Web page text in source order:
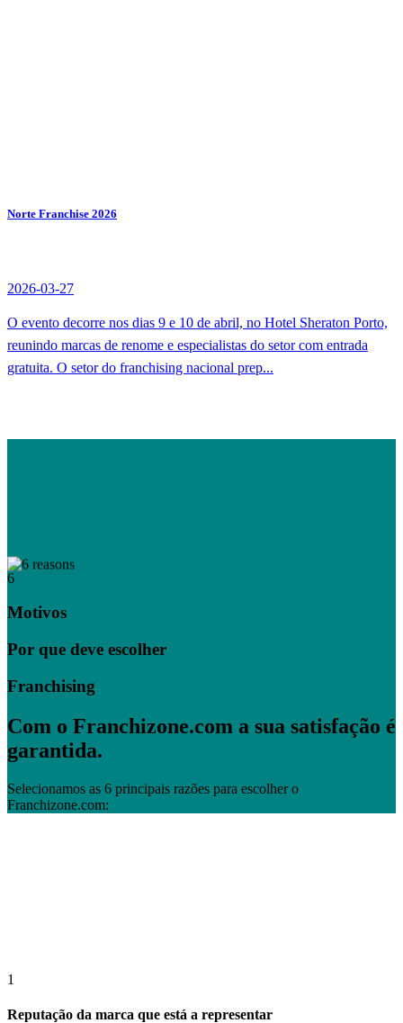
Norte Franchise 2026
2026-03-27
O evento decorre nos dias 9 e 10 de abril, no Hotel Sheraton Porto,
reunindo marcas de renome e especialistas do setor com entrada
gratuita. O setor do franchising nacional prep...
6
Motivos
Por que deve escolher
Franchising
Com o Franchizone.com a sua satisfação é
garantida.
Selecionamos as 6 principais razões para escolher o
Franchizone.com:
1
Reputação da marca que está a representar